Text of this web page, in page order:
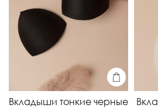
Вкладыши тонкие черные